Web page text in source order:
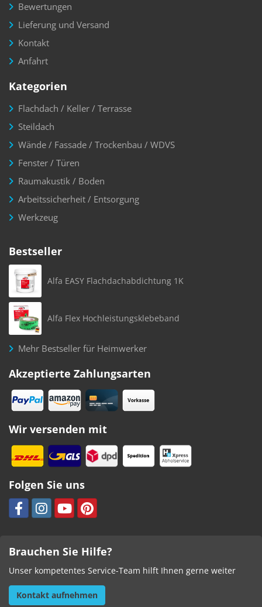
Bewertungen
Lieferung und Versand
Kontakt
Anfahrt
Kategorien
Flachdach / Keller / Terrasse
Steildach
Wände / Fassade / Trockenbau / WDVS
Fenster / Türen
Raumakustik / Boden
Arbeitssicherheit / Entsorgung
Werkzeug
Bestseller
Alfa EASY Flachdachabdichtung 1K
Alfa Flex Hochleistungsklebeband
Mehr Bestseller für Heimwerker
Akzeptierte Zahlungsarten
Wir versenden mit
Folgen Sie uns
Brauchen Sie Hilfe?
Unser kompetentes Service-Team hilft Ihnen gerne weiter
Kontakt aufnehmen